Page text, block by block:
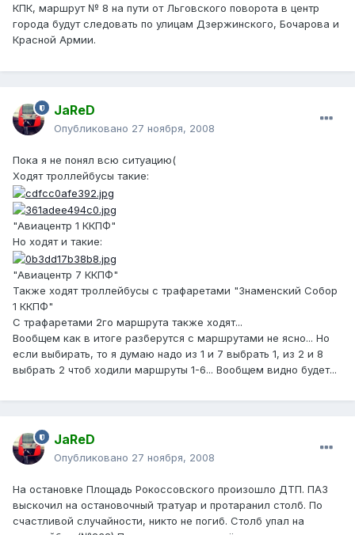
КПК, маршрут № 8 на пути от Льговского поворота в центр
города будут следовать по улицам Дзержинского, Бочарова и
Красной Армии.
JaReD
Опубликовано 27 ноября, 2008
Пока я не понял всю ситуацию(
Ходят троллейбусы такие:
"Авиацентр 1 ККПФ"
Но ходят и такие:
"Авиацентр 7 ККПФ"
Также ходят троллейбусы с трафаретами "Знаменский Собор
1 ККПФ"
С трафаретами 2го маршрута также ходят...
Вообщем как в итоге разберутся с маршрутами не ясно... Но
если выбирать, то я думаю надо из 1 и 7 выбрать 1, из 2 и 8
выбрать 2 чтоб ходили маршруты 1-6... Вообщем видно будет...
JaReD
Опубликовано 27 ноября, 2008
На остановке Площадь Рокоссовского произошло ДТП. ПАЗ
выскочил на остановочный тратуар и протаранил столб. По
счастливой случайности, никто не погиб. Столб упал на